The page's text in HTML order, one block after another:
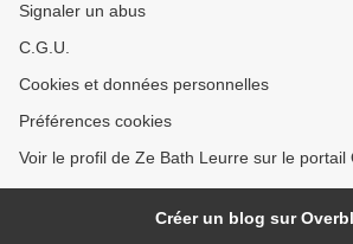
Signaler un abus
C.G.U.
Cookies et données personnelles
Préférences cookies
Voir le profil de Ze Bath Leurre sur le portail
Créer un blog sur